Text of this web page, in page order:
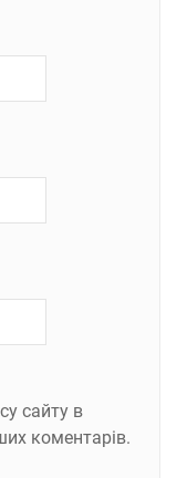
сайту в
коментарів.